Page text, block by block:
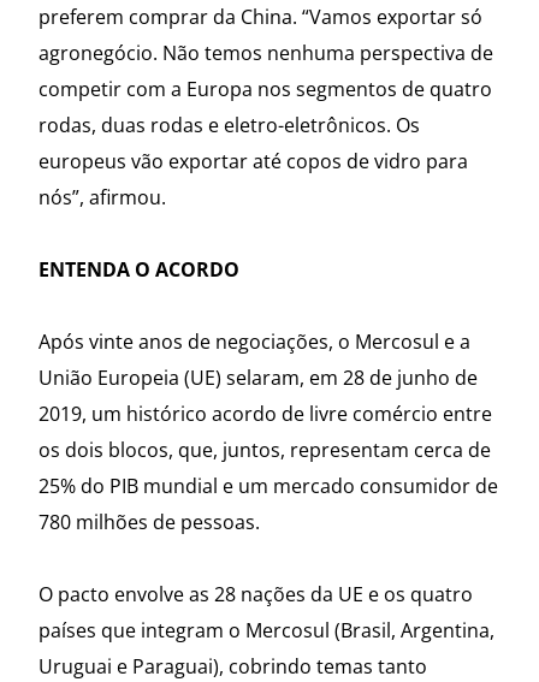
preferem comprar da China. “Vamos exportar só
agronegócio. Não temos nenhuma perspectiva de
competir com a Europa nos segmentos de quatro
rodas, duas rodas e eletro-eletrônicos. Os
europeus vão exportar até copos de vidro para
nós”, afirmou.
ENTENDA O ACORDO
Após vinte anos de negociações, o Mercosul e a
União Europeia (UE) selaram, em 28 de junho de
2019, um histórico acordo de livre comércio entre
os dois blocos, que, juntos, representam cerca de
25% do PIB mundial e um mercado consumidor de
780 milhões de pessoas.
O pacto envolve as 28 nações da UE e os quatro
países que integram o Mercosul (Brasil, Argentina,
Uruguai e Paraguai), cobrindo temas tanto